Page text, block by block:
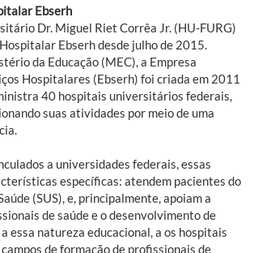
Ebserh
Dr. Miguel Riet Corrêa Jr. (HU-FURG)
Ebserh desde julho de 2015.
da Educação (MEC), a Empresa
Hospitalares (Ebserh) foi criada em 2011
40 hospitais universitários federais,
suas atividades por meio de uma
a universidades federais, essas
específicas: atendem pacientes do
(SUS), e, principalmente, apoiam a
de saúde e o desenvolvimento de
essa natureza educacional, a os hospitais
de formação de profissionais de